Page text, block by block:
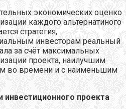
экономических оценко
каждого альтернатиного
стратегия,
инвесторам реальный
за счёт максимальных
проекта, наилучшим
во времени и с наименьшим
инвестиционного проекта